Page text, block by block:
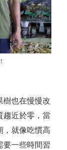
樹也在慢慢改
趨近於零，當
，就像吃慣高
要一些時間習